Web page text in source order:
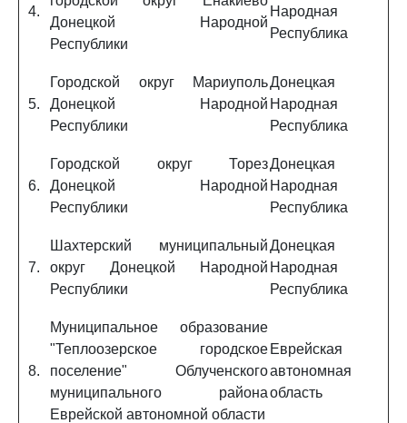
4.
Донецкой Народной
Республики
Народная
Республика
5.
Городской округ Мариуполь
Донецкой Народной
Республики
Донецкая
Народная
Республика
6.
Городской округ Торез
Донецкой Народной
Республики
Донецкая
Народная
Республика
7.
Шахтерский муниципальный
округ Донецкой Народной
Республики
Донецкая
Народная
Республика
8.
Муниципальное образование
"Теплоозерское городское
поселение" Облученского
муниципального района
Еврейской автономной области
Еврейская
автономная
область